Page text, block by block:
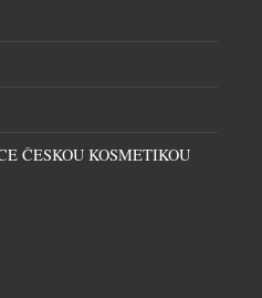
ČESKOU KOSMETIKOU